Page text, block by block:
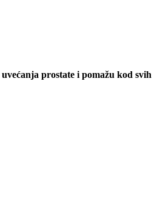
prostate i pomažu kod svih